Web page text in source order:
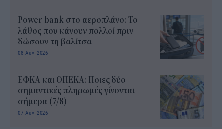
Power bank στο αεροπλάνο: Το
λάθος που κάνουν πολλοί πριν
δώσουν τη βαλίτσα
08 Αυγ 2026
ΕΦΚΑ και ΟΠΕΚΑ: Ποιες δύο
σημαντικές πληρωμές γίνονται
σήμερα (7/8)
07 Αυγ 2026